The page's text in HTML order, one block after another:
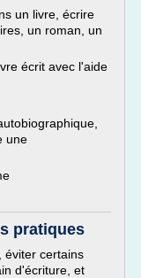
un livre, écrire
un roman, un
écrit avec l'aide
une
pratiques
éviter certains
d'écriture, et